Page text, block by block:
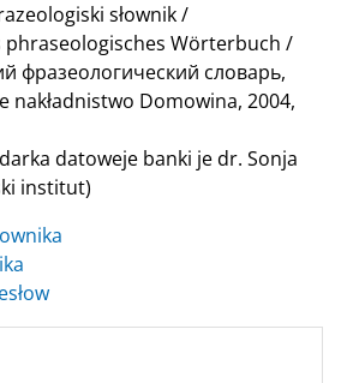
słownik /
phraseologisches Wörterbuch /
фразеологический словарь,
nakładnistwo Domowina, 2004,
datoweje banki je dr. Sonja
institut)